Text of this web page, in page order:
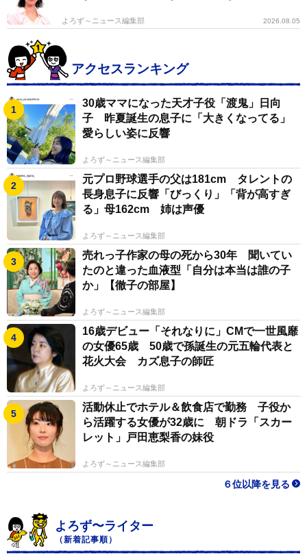
よろず～ニュース編集部 2026.08.05
アクセスランキング
30歳ママになった天才子役「渡鬼」日向
子 昨夏誕生の息子に「大きくなってる」
愛らしい姿に反響
よろず～ニュース編集部
元プロ野球選手の父は181cm タレントの
長身息子に反響「びっくり」「背が高すぎ
る」母162cm 姉は声優
よろず～ニュース編集部
売れっ子作家の母の死から30年 聞いてい
たのと違った血液型「自分は本当は誰の子
か」【徹子の部屋】
よろず～ニュース編集部
16歳デビュー「それなりに」CMで一世風靡
の女優65歳 50歳で孫誕生の元五輪代表と
花火大会 カズ息子の師匠
よろず～ニュース編集部
活動休止でホテル＆飲食店で勤務 子役か
ら活躍する女優が32歳に 朝ドラ「スカー
レット」戸田恵梨香の妹役
よろず～ニュース編集部
６位以降を見る
よろず〜ライター
（新着記事順）